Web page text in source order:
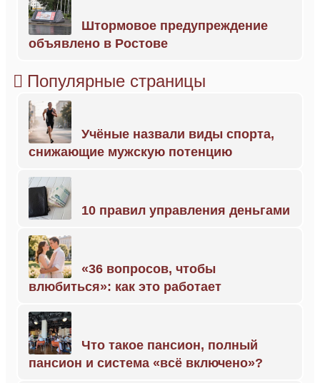
Штормовое предупреждение
объявлено в Ростове
Популярные страницы
Учёные назвали виды спорта,
снижающие мужскую потенцию
10 правил управления деньгами
«36 вопросов, чтобы
влюбиться»: как это работает
Что такое пансион, полный
пансион и система «всё включено»?